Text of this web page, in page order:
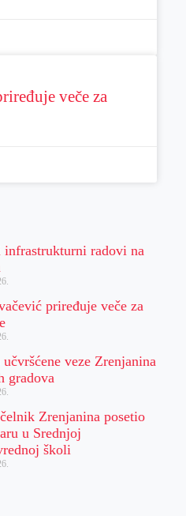
veče za
infrastrukturni radovi na
priređuje veče za
veze Zrenjanina
gradova
Zrenjanina posetio
u Srednjoj
školi